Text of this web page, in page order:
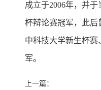
成立于2006年，并
杯辩论赛冠军，此
中科技大学新生杯
军。
上一篇：